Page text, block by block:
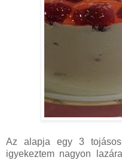
Az alapja egy 3
igyekeztem nagyon